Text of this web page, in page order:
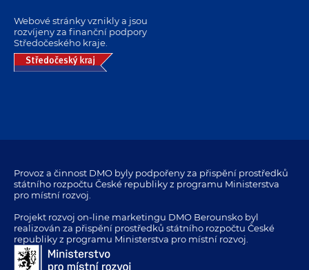
Webové stránky vznikly a jsou
rozvíjeny za finanční podpory
Středočeského kraje.
Provoz a činnost DMO byly podpořeny za přispění prostředků
státního rozpočtu České republiky z programu Ministerstva
pro místní rozvoj.
Projekt rozvoj on-line marketingu DMO Berounsko byl
realizován za přispění prostředků státního rozpočtu České
republiky z programu Ministerstva pro místní rozvoj.